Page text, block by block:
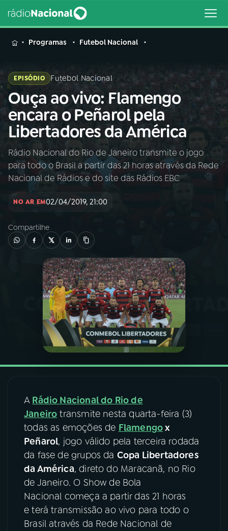
MENU
Buscar
na
Rádio
Nacional
Buscar
AO VIVO
PROGRAMAS
PODCASTS
VIDEOCASTS
08FESTIVAL DE MÚSICA
ACOMPANHE A RÁDIO NACIONAL
YouTube Facebook
Instagram X
TikTok
Programas Futebol Nacional
EPISÓDIO Futebol Nacional
Ouça ao vivo: Flamengo
encara o Peñarol pela
Libertadores da América
Rádio Nacional do Rio de Janeiro transmite o jogo
para todo o Brasil a partir das 21 horas através da Rede
Nacional de Rádios e do site das Rádios EBC
NO AR EM02/04/2019, 21:00
Compartilhe
A Rádio Nacional do Rio de
Janeiro transmite nesta quarta-feira (3)
todas as emoções de Flamengox
Peñarol, jogo válido pela terceira rodada
da fase de grupos da Copa Libertadores
da América, direto do Maracanã, no Rio
de Janeiro. O Show de Bola
Nacional começa a partir das 21 horas
e terá transmissão ao vivo para todo o
Brasil através da Rede Nacional de